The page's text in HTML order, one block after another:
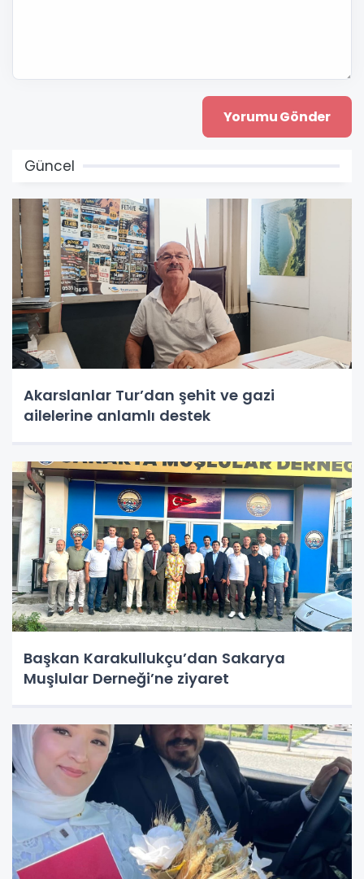
Güncel
Akarslanlar Tur’dan şehit ve gazi
ailelerine anlamlı destek
Başkan Karakullukçu’dan Sakarya
Muşlular Derneği’ne ziyaret